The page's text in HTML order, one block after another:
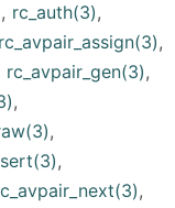
, rc_auth(3),
rc_avpair_assign(3),
rc_avpair_gen(3),
,
,
,
,